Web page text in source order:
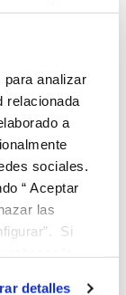
analizar
relacionada
a
sociales.
“ Aceptar
las
Si
detalles
la
la